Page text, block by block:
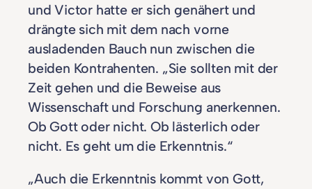
und Victor hatte er sich genähert und
drängte sich mit dem nach vorne
ausladenden Bauch nun zwischen die
beiden Kontrahenten. „Sie sollten mit der
Zeit gehen und die Beweise aus
Wissenschaft und Forschung anerkennen.
Ob Gott oder nicht. Ob lästerlich oder
nicht. Es geht um die Erkenntnis.“
„Auch die Erkenntnis kommt von Gott,